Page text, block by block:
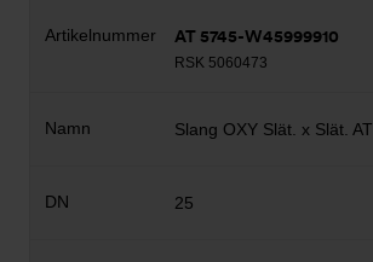
AT 5745-W45999910
RSK 5060473
Slang OXY Slät. x Slät. AT
25